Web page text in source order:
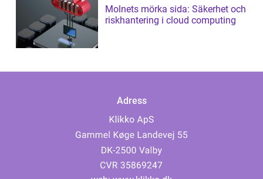
Molnets mörka sida: Säkerhet och
riskhantering i cloud computing
Adress